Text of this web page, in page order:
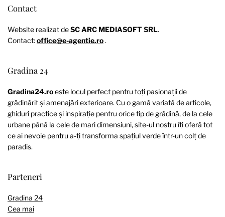
Contact
Website realizat deSC ARC MEDIASOFT SRL.
Contact:office@e-agentie.ro.
Gradina 24
Gradina24.roeste locul perfect pentru toți pasionații de
grădinărit și amenajări exterioare. Cu o gamă variată de articole,
ghiduri practice și inspirație pentru orice tip de grădină, de la cele
urbane până la cele de mari dimensiuni, site-ul nostru îți oferă tot
ce ai nevoie pentru a-ți transforma spațiul verde într-un colț de
paradis.
Parteneri
Gradina 24
Cea mai